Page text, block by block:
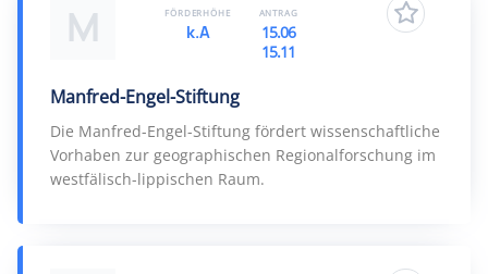
M
Manfred-Engel-Stiftung
Die Manfred-Engel-Stiftung fördert wissenschaftliche
Vorhaben zur geographischen Regionalforschung im
westfälisch-lippischen Raum.
FÖRDERHÖHE
k.A
ANTRAG
15.06
15.11